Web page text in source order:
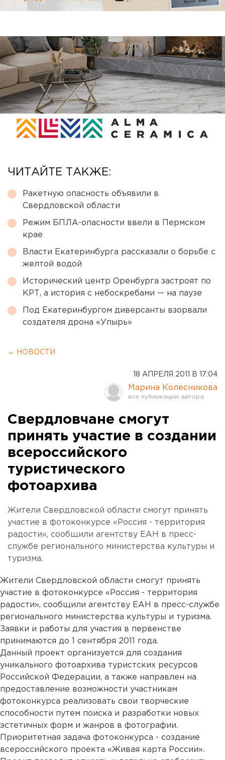
ЧИТАЙТЕ ТАКЖЕ:
Ракетную опасность объявили в
Свердловской области
Режим БПЛА-опасности ввели в Пермском
крае
Власти Екатеринбурга рассказали о борьбе с
желтой водой
Исторический центр Оренбурга застроят по
КРТ, а история с небоскребами — на паузе
Под Екатеринбургом диверсанты взорвали
создателя дрона «Упырь»
← НОВОСТИ
18 АПРЕЛЯ 2011 В 17:04
Марина Колесникова
Свердловчане смогут
принять участие в создании
всероссийского
туристического
фотоархива
Жители Свердловской области смогут принять
участие в фотоконкурсе «Россия - территория
радости», сообщили агентству ЕАН в пресс-
службе регионального министерства культуры и
туризма.
Жители Свердловской области смогут принять
участие в фотоконкурсе «Россия - территория
радости», сообщили агентству ЕАН в пресс-службе
регионального министерства культуры и туризма.
Заявки и работы для участия в первенстве
принимаются до 1 сентября 2011 года.
Данный проект организуется для создания
уникального фотоархива туристских ресурсов
Российской Федерации, а также направлен на
предоставление возможности участникам
фотоконкурса реализовать свои творческие
способности путем поиска и разработки новых
эстетичных форм и жанров в фотографии.
Приоритетная задача фотоконкурса - создание
всероссийского проекта «Живая карта России».